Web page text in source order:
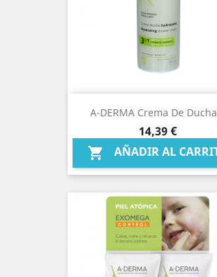
A-DERMA Crema De
Precio
14,39 €
 AÑADIR AL